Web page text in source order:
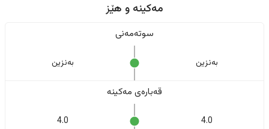
مەکینە و هێز
سوتەمەنی
بەنزین بەنزین
قەبارەی مەکینە
4.0
4.0